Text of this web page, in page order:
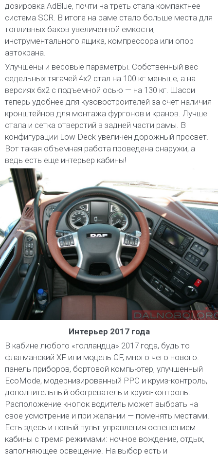
дозировка AdBlue, почти на треть стала компактнее
система SCR. В итоге на раме стало больше места для
топливных баков увеличенной емкости,
инструментального ящика, компрессора или опор
автокрана.
Улучшены и весовые параметры. Собственный вес
седельных тягачей 4х2 стал на 100 кг меньше, а на
версиях 6х2 с подъемной осью — на 130 кг. Шасси
теперь удобнее для кузовостроителей за счет наличия
кронштейнов для монтажа фургонов и кранов. Лучше
стала и сетка отверстий в задней части рамы. В
конфигурации Low Deck увеличен дорожный просвет.
Вот такая объемная работа проведена снаружи, а
ведь есть еще интерьер кабины!
Интерьер 2017 года
В кабине любого «голландца» 2017 года, будь то
флагманский XF или модель CF, много чего нового:
панель приборов, бортовой компьютер, улучшенный
EcoMode, модернизированный PPC и круиз-контроль,
дополнительный обогреватель и круиз-контроль.
Расположение кнопок водитель может выбрать на
свое усмотрение и при желании — поменять местами.
Есть здесь и новый пульт управления освещением
кабины с тремя режимами: ночное вождение, отдых,
заполняющее освещение. На выбор есть и